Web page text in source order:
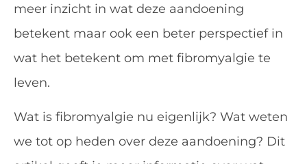
meer inzicht in wat deze aandoening
betekent maar ook een beter perspectief in
wat het betekent om met fibromyalgie te
leven.
Wat is fibromyalgie nu eigenlijk? Wat weten
we tot op heden over deze aandoening? Dit